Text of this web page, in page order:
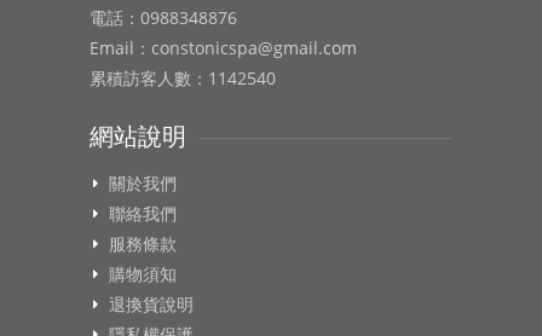
電話：0988348876
Email：constonicspa@gmail.com
累積訪客人數：1142540
網站說明
關於我們
聯絡我們
服務條款
購物須知
退換貨說明